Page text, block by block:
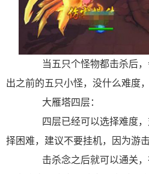
当五只个怪物都击杀后，
出之前的五只小怪，没什么难度
大雁塔四层：
四层已经可以选择难度，
择困难，建议不要挂机，因为游
击杀念之后就可以通关，